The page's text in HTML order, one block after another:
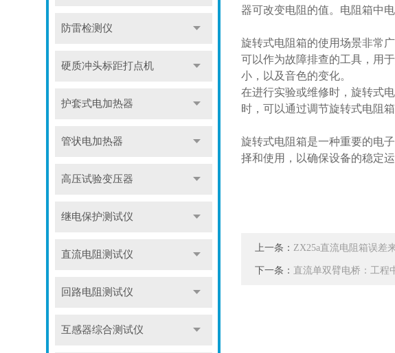
防雷检测仪
硬质冲头标距打点机
护套式电加热器
管状电加热器
高压试验变压器
继电保护测试仪
直流电阻测试仪
回路电阻测试仪
互感器综合测试仪
器可改变电阻的值。电阻箱中
旋转式电阻箱的使用场景非常
可以作为故障排查的工具，用
小，以及音色的变化。
在进行实验或维修时，旋转式
时，可以通过调节旋转式电阻
旋转式电阻箱是一种重要的电
择和使用，以确保设备的稳定运
上一条： ZX25a直流电阻箱误差
下一条： 直流单双臂电桥：工程